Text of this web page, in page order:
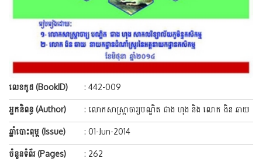
លេខកូដ (BookID) : 442-009
អ្នកនិពន្ធ (Author) : លោកសាស្រ្តាចារ្យបណ្ឌិត ជាង ហុង និង លោក ងិន ឆាយ
ឆ្នាំបោះពុម្ព (Issue) : 01-Jun-2014
ចំនួនទំព័រ (Pages) : 262